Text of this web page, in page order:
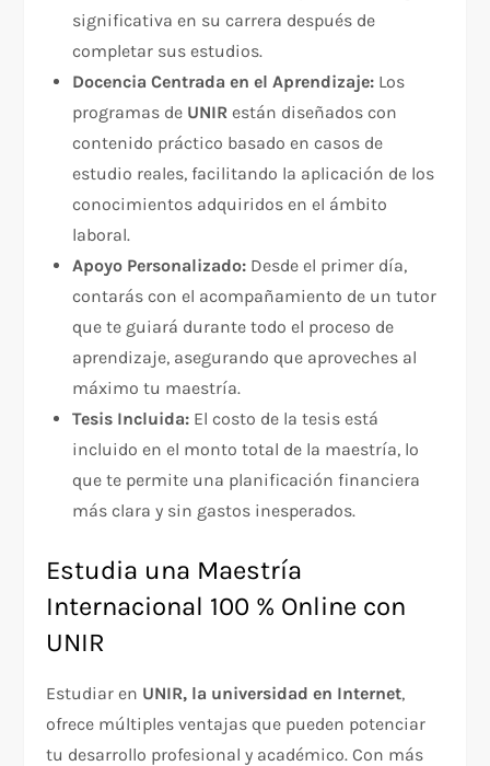
significativa en su carrera después de
completar sus estudios.
Docencia Centrada en el Aprendizaje: Los
programas de UNIR están diseñados con
contenido práctico basado en casos de
estudio reales, facilitando la aplicación de los
conocimientos adquiridos en el ámbito
laboral.
Apoyo Personalizado: Desde el primer día,
contarás con el acompañamiento de un tutor
que te guiará durante todo el proceso de
aprendizaje, asegurando que aproveches al
máximo tu maestría.
Tesis Incluida: El costo de la tesis está
incluido en el monto total de la maestría, lo
que te permite una planificación financiera
más clara y sin gastos inesperados.
Estudia una Maestría
Internacional 100 % Online con
UNIR
Estudiar en UNIR, la universidad en Internet,
ofrece múltiples ventajas que pueden potenciar
tu desarrollo profesional y académico. Con más